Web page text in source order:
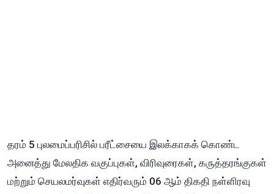
தரம் 5 புலமைப்பரிசில் பரீட்சையை இலக்காகக் கொண்ட
அனைத்து மேலதிக வகுப்புகள், விரிவுரைகள், கருத்தரங்குகள்
மற்றும் செயலமர்வுகள் எதிர்வரும் 06 ஆம் திகதி நள்ளிரவு